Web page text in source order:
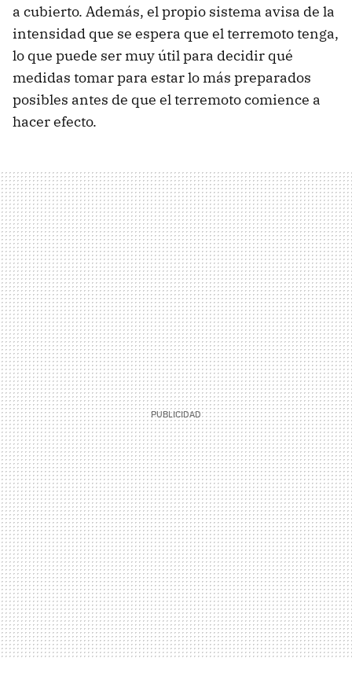
a cubierto. Además, el propio sistema avisa de la
intensidad que se espera que el terremoto tenga,
lo que puede ser muy útil para decidir qué
medidas tomar para estar lo más preparados
posibles antes de que el terremoto comience a
hacer efecto.